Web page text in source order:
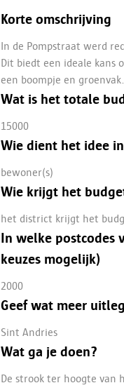
Korte omschrijving
In de Pompstraat werd
Dit biedt een ideale kans
een boompje en groenvak.
Wat is het totale
15000
Wie dient het idee
bewoner(s)
Wie krijgt het
het district krijgt het
In welke postcodes
keuzes mogelijk)
2000
Geef wat meer
Sint Andries
Wat ga je doen?
De strook ter hoogte van